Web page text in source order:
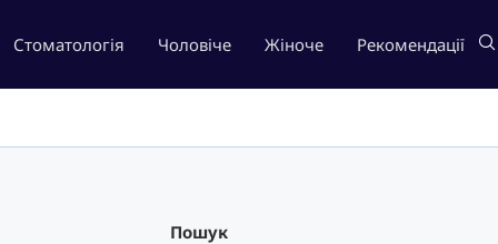
Стоматологія Чоловіче Жіноче Рекомендації
Пошук